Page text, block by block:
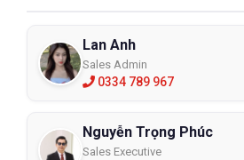
Lan Anh
Sales Admin
0334 789 967
Nguyễn Trọng Phúc
Sales Executive